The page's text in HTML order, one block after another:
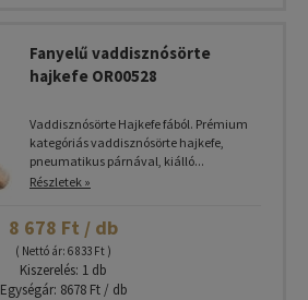
Fanyelű vaddisznósörte
hajkefe OR00528
Vaddisznósörte Hajkefe fából. Prémium
kategóriás vaddisznósörte hajkefe,
pneumatikus párnával, kiálló...
Részletek »
8 678 Ft / db
( Nettó ár: 6 833 Ft )
Kiszerelés: 1 db
Egységár: 8678 Ft / db